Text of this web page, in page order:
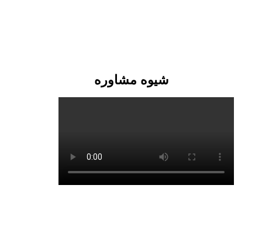
شیوه مشاوره